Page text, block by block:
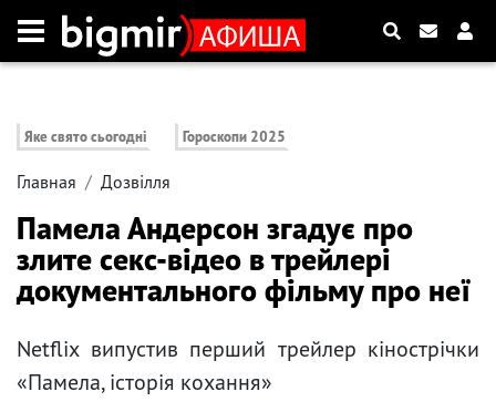
Яке свято сьогодні Гороскопи 2025
Главная Дозвілля
Памела Андерсон згадує про
злите секс-відео в трейлері
документального фільму про неї
Netflix випустив перший трейлер кінострічки
«Памела, історія кохання»